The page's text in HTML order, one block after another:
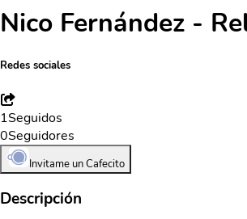
Nico Fernández -
Redes sociales
1Seguidos
0Seguidores
Invitame un Cafecito
Descripción